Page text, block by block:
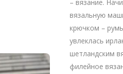
– вязание.
вязальную
крючком –
увлеклась
шетландским
филейное